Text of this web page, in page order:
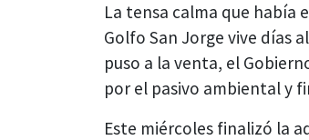
La tensa calma que había
Golfo San Jorge vive días
puso a la venta, el
por el pasivo ambiental y
Este miércoles finalizó la